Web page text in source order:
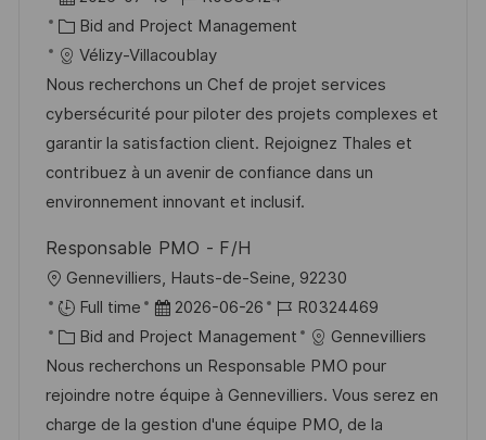
f
e
n
t
l
i
c
h
u
n
g
t a
t
u
m
d
e
r
e
r
ö
f
f
e
n
o
b
-
I
D
K
a
t
e
g
o
r
e
Bid and Project Management
Vélizy-Villacoublay
Nous recherchons un Chef de projet services
cybersécurité pour piloter des projets complexes et
garantir la satisfaction client. Rejoignez Thales et
contribuez à un avenir de confiance dans un
environnement innovant et inclusif.
Responsable PMO - F/H
O
r
t
Gennevilliers, Hauts-de-Seine, 92230
Full time
D
a
t
u
m
2026-06-26
J
o
b
-
I
R0324469
K
a
t
e
Bid and Project Management
Gennevilliers
Nous recherchons un Responsable PMO pour
rejoindre notre équipe à Gennevilliers. Vous serez en
charge de la gestion d'une équipe PMO, de la